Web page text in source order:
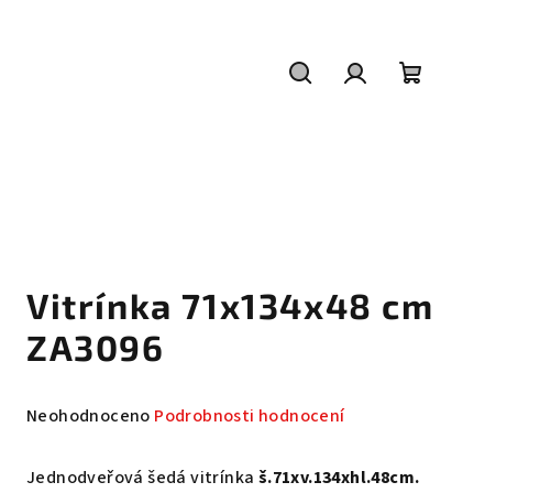
Vitrínka 71x134x48 cm
ZA3096
Průměrné
produktu
Neohodnoceno Podrobnosti hodnocení
Jednodveřová šedá vitrínka š.71xv.134xhl.48cm.